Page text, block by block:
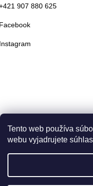
Tento web používa
webu vyjadrujete
907 880 625